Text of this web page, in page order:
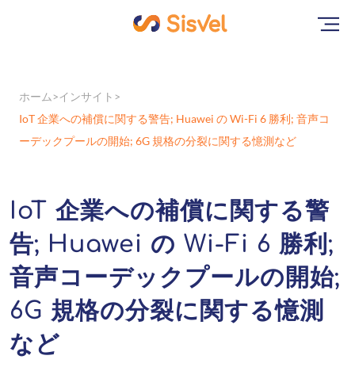
ホーム
インサイト
IoT 企業への補償に関する警告; Huawei の Wi-Fi 6 勝利; 音声コ
ーデックプールの開始; 6G 規格の分裂に関する憶測など
IoT 企業への補償に関する警
告; Huawei の Wi-Fi 6 勝利;
音声コーデックプールの開始;
6G 規格の分裂に関する憶測
など